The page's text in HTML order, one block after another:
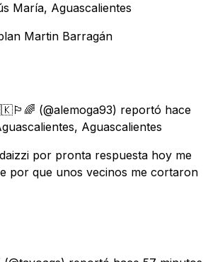
María, Aguascalientes
Martin Barragán
(@alemoga93) reportó hace
Aguascalientes
por pronta respuesta hoy me
por que unos vecinos me cortaron